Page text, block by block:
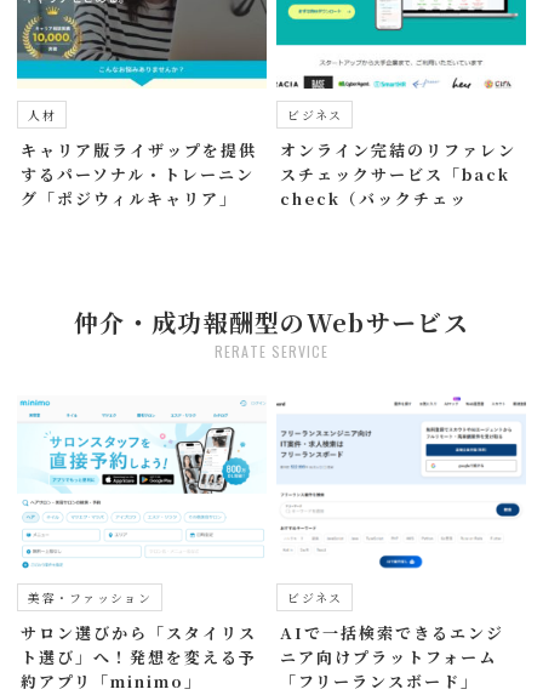
人材
キャリア版ライザップを提供
するパーソナル・トレーニン
グ「ポジウィルキャリア」
ビジネス
オンライン完結のリファレン
スチェックサービス「back
check（バックチェッ
仲介・成功報酬型のWebサービス
RERATE SERVICE
美容・ファッション
サロン選びから「スタイリス
ト選び」へ！発想を変える予
約アプリ「minimo」
ビジネス
AIで一括検索できるエンジ
ニア向けプラットフォーム
「フリーランスボード」